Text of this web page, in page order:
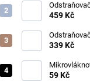
Q2M
459 Kč
Finesse Iron
ml)
339 Kč
Collection
59 Kč